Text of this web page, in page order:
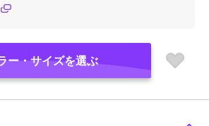
ー・サイズを選ぶ